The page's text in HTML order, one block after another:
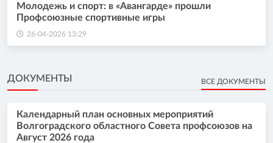
Молодежь и спорт: в «Авангарде» прошли
Профсоюзные спортивные игры
26-04-2026 13:29
ДОКУМЕНТЫ ВСЕ ДОКУМЕНТЫ
Календарный план основных мероприятий
Волгоградского областного Совета профсоюзов на
Август 2026 года